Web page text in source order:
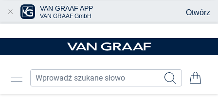
VAN GRAAF APP
VAN GRAAF GmbH Otwórz